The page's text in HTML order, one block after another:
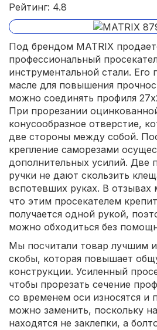
Рейтинг: 4.8
Под брендом MATRIX
профессиональный
инструментальной стали. Его
масле для повышения
можно соединять профиля
При прорезании
конусообразное отверстие,
две стороны между собой.
крепление саморезами
дополнительных усилий. Две
ручки не дают скользить
вспотевших руках. В отзывах
что этим просекателем
получается одной рукой,
можно обходиться без
Мы посчитали товар лучшим
скобы, которая повышает
конструкции. Усиленный
чтобы прорезать сечение
со временем оси износятся и
можно заменить, поскольку
находятся не заклепки, а